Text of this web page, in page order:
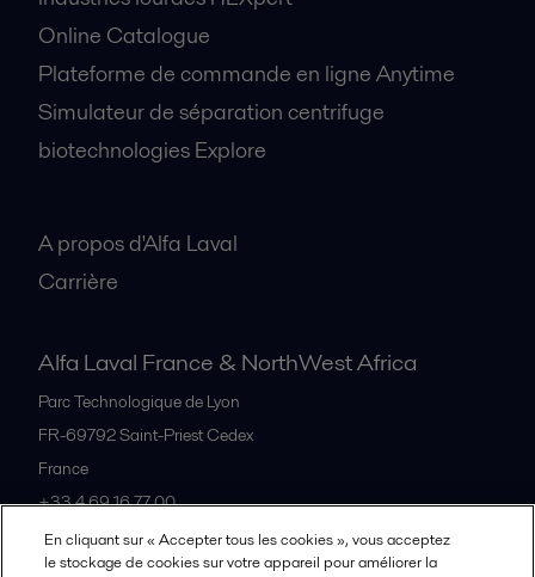
Online Catalogue
Plateforme de commande en ligne Anytime
Simulateur de séparation centrifuge
biotechnologies Explore
A propos d'Alfa Laval
Carrière
Alfa Laval France & NorthWest Africa
Parc Technologique de Lyon
FR-69792Saint-Priest Cedex
France
+33 4 69 16 77 00
En cliquant sur « Accepter tous les cookies », vous acceptez
le stockage de cookies sur votre appareil pour améliorer la